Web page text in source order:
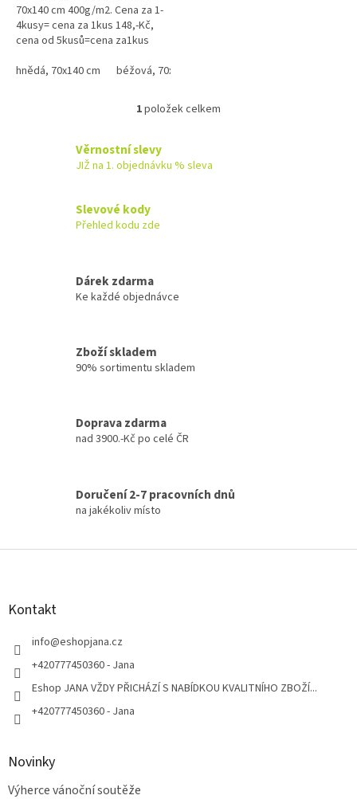
hvězdiček.
70x140 cm 400g/m2. Cena za 1-
4kusy= cena za 1kus 148,-Kč,
cena od 5kusů=cena za1kus
žlutá barva od 135.-Kč ,...
hnědá, 70x140 cm béžová, 70x140 cm
O
á
y
s
1položek celkem
Věrnostní slevy
JIŽ na 1. objednávku % sleva
Slevové kody
Přehled kodu zde
Dárek zdarma
Ke každé objednávce
Zboží skladem
90% sortimentu skladem
Doprava zdarma
nad 3900.-Kč po celé ČR
Doručení 2-7 pracovních dnů
na jakékoliv místo
Z
Kontakt
info@eshopjana.cz
+420777450360 - Jana
Eshop JANA VŽDY PŘICHÁZÍ S NABÍDKOU KVALITNÍHO ZBOŽÍ...
+420777450360 - Jana
Novinky
Výherce vánoční soutěže